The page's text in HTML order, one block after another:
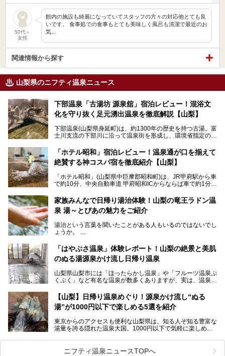
50代～
女性
館内の施設も綺麗になっていてスタッフの方々の対応他とても良
いです。 食事処での食事もとても美味しく風呂も清潔で最近のお
気…
関連情報から探す
山梨県のニフティ温泉ニュース
下部温泉「古湯坊 源泉舘」宿泊レビュー！混浴文
化を守り抜く足元湧出温泉を徹底解説【山梨】
下部温泉(山梨県身延町)は、約1300年の歴史を持つ古湯。富
士川支流の下部川に沿って温泉街を形成し、環境省指定の国
中でも「古湯坊 源泉舘」は、戦国時代に武田信玄公も療養
したと伝えられる名湯の宿。最大の特徴は、令和の現代にお
いても混浴文化が守られ、老若男女の分け隔て一切無く温泉
向にありますが、「古湯坊 源泉舘」では本来あるべき混浴
の姿が保たれている点に注目すべきでしょう。
今回は足元湧出の混浴温泉である「かくし湯大岩風呂」をは
じめ、湯治棟である「別館神泉」を中心に「古湯坊 源泉
舘」の全貌を徹底紹介します。
「ホテル昭和」宿泊レビュー！温泉通が口を揃えて
絶賛する神コスパ宿を徹底紹介【山梨】
「ホテル昭和」(山梨県中巨摩郡昭和町)は、JR甲府駅から車
で約10分、中央自動車道 甲府昭和ICからならば車で約1分の
から、一人泊でも6,000円台から宿泊可能です。
しかし、最大の魅力は“温泉そのもの”でしょう。自家源泉を
統の単純温泉は、入浴すると実にサッパリ爽快。日帰り入浴
不可なこともあり、全国の温泉ファンがこの温泉を求めて
では循環濾過の沸かし湯が一般的ですが、ここは本物の極上
温泉。まさに価格破壊と言えるクオリティです。
室や無料朝食などをご紹介。温泉通が口を揃えて絶賛する神
コスパ宿の全貌を徹底解説します！
家族みんなで日帰り湯治体験！山梨の竜王ラドン温
泉 湯～とぴあの魅力をご紹介
湯治という言葉を聞いたことがある人もいるのではないでし
ょうか。
なかなか体験できない、湯治体験が日帰りでできる温浴施設
が山梨にあります。
ぴあ」の魅力をご紹介します。
提供元：株式会社湯ーとぴあ【PR】
この記事は株式会社湯ーとぴあのPRレポート記事です。
「はやぶさ温泉」体験レポート！山梨の絶景と美肌
のぬる湯源泉かけ流し日帰り温泉
山梨県山梨市には「ほったらかし温泉」や「フルーツ温泉ぷ
くぷく」など有名な温泉が数多くありますが、実は、温泉マ
です。今回紹介する「はやぶさ温泉」も、そのひとつ。温泉
はもちろん、絶景や地元食材を活かしたグルメも堪能できま
す。
します。
【山梨】日帰り温泉めぐり！源泉かけ流し“ぬる
湯”が1000円以下で楽しめる5選を紹介
東京からのアクセスも便利な山梨県は、知る人ぞ知る豊富な
湯量を誇る隠れた温泉大国。1000円以下で気軽に楽しめ
も、これからの季節に嬉しい、じんわりと体の芯まで温ま
る“ぬる湯”が豊富なのも魅力。今回は、湯質も抜群で心ゆく
ニフティ温泉ニュースTOPへ